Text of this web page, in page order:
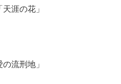
涯の花」
流刑地」